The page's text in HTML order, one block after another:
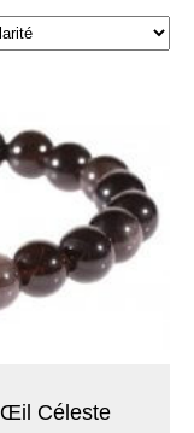
Œil Céleste